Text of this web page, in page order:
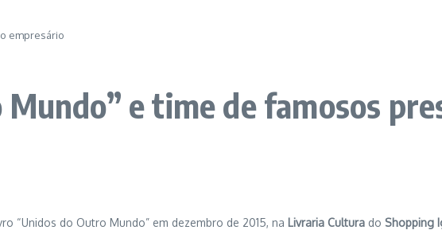
empresário
e time de famosos
“Unidos do Outro Mundo” em dezembro de 2015, na Livraria Cultura do Shopping